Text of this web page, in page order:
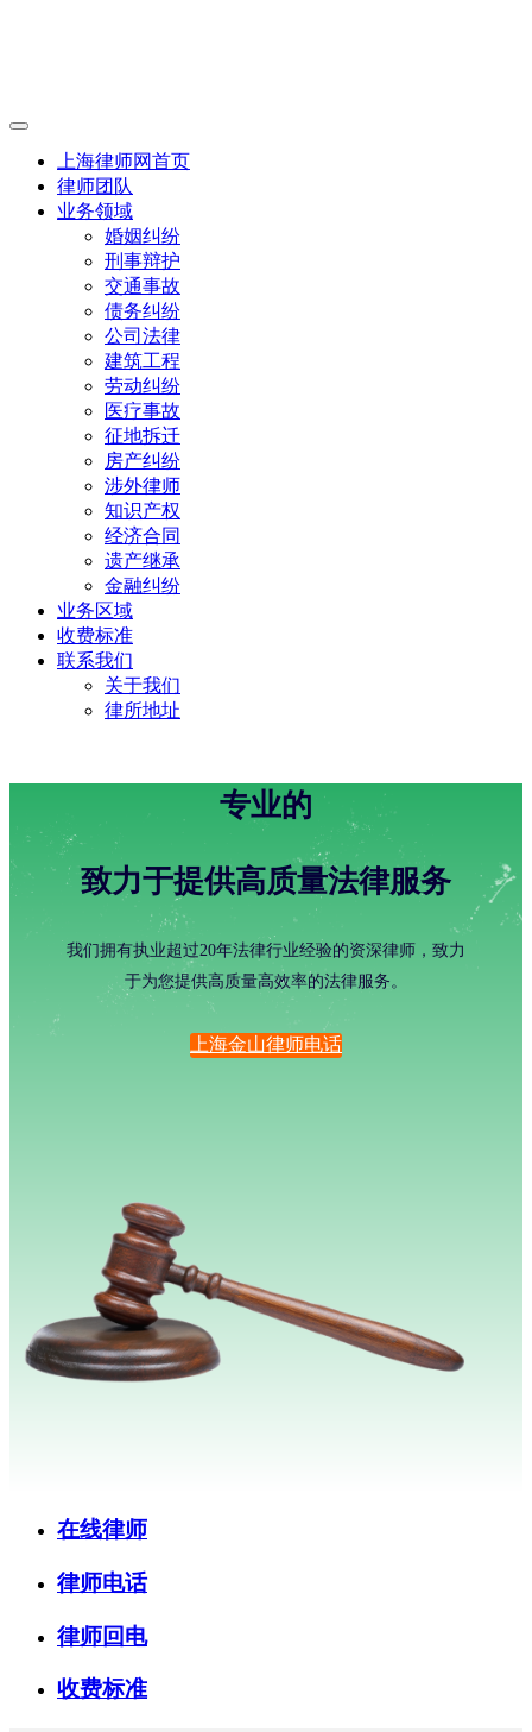
上海律师网首页
律师团队
业务领域
婚姻纠纷
刑事辩护
交通事故
债务纠纷
公司法律
建筑工程
劳动纠纷
医疗事故
征地拆迁
房产纠纷
涉外律师
知识产权
经济合同
遗产继承
金融纠纷
业务区域
收费标准
联系我们
关于我们
律所地址
专业的
致力于提供高质量法律服务
我们拥有执业超过20年法律行业经验的资深律师，致力
于为您提供高质量高效率的法律服务。
上海金山律师电话
在线律师
律师电话
律师回电
收费标准